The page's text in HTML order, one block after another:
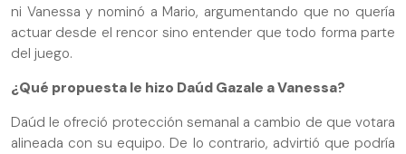
ni Vanessa y nominó a Mario, argumentando que no quería
actuar desde el rencor sino entender que todo forma parte
del juego.
¿Qué propuesta le hizo Daúd Gazale a Vanessa?
Daúd le ofreció protección semanal a cambio de que votara
alineada con su equipo. De lo contrario, advirtió que podría